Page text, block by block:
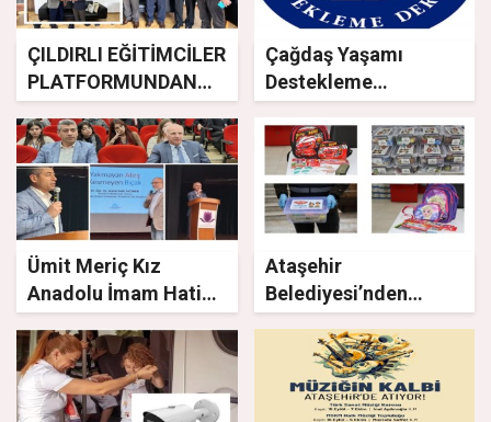
ÇILDIRLI EĞİTİMCİLER
PLATFORMUNDAN
KORKMAZ'A
TEŞEKKÜR ZİYARETİ
Çağdaş Yaşamı
Destekleme
destek
Ümit Meriç Kız
Anadolu İmam Hatip
Yapay Zekâ Çalıştayı
düzenledi
Ataşehir
Belediyesi’nden
devam ediyor